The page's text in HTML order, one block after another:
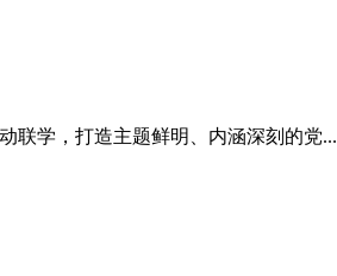
联学，打造主题鲜明、内涵深刻的党...